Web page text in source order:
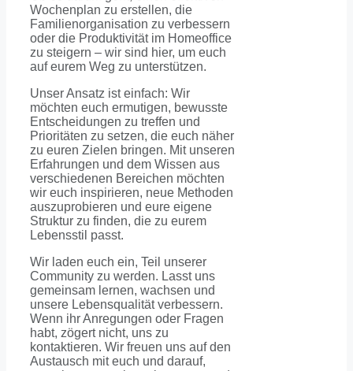
Wochenplan zu erstellen, die
Familienorganisation zu verbessern
oder die Produktivität im Homeoffice
zu steigern – wir sind hier, um euch
auf eurem Weg zu unterstützen.
Unser Ansatz ist einfach: Wir
möchten euch ermutigen, bewusste
Entscheidungen zu treffen und
Prioritäten zu setzen, die euch näher
zu euren Zielen bringen. Mit unseren
Erfahrungen und dem Wissen aus
verschiedenen Bereichen möchten
wir euch inspirieren, neue Methoden
auszuprobieren und eure eigene
Struktur zu finden, die zu eurem
Lebensstil passt.
Wir laden euch ein, Teil unserer
Community zu werden. Lasst uns
gemeinsam lernen, wachsen und
unsere Lebensqualität verbessern.
Wenn ihr Anregungen oder Fragen
habt, zögert nicht, uns zu
kontaktieren. Wir freuen uns auf den
Austausch mit euch und darauf,